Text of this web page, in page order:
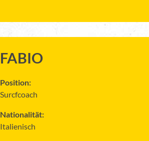
FABIO
Position:
Surcfcoach
Nationalität:
Italienisch